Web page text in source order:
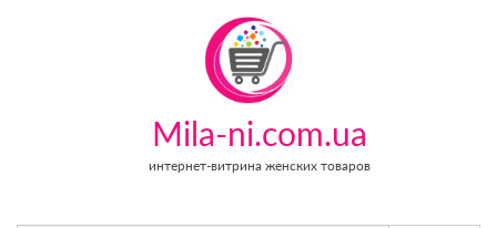
Mila-ni.com.ua
интернет-витрина женских товаров